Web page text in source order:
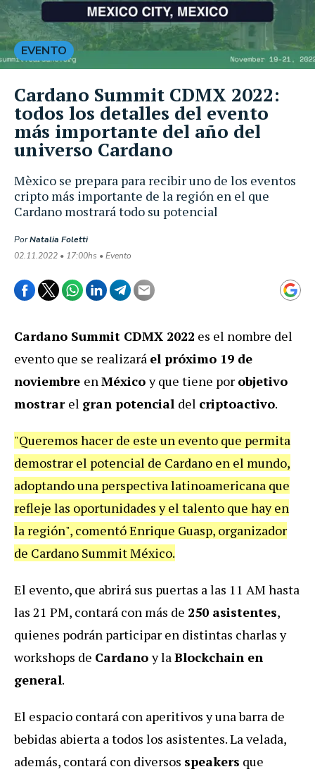
Mèxico se prepara para recibir uno de los eventos
cripto más importante de la región en el que
Cardano mostrará todo su potencial
PorNatalia Foletti
02.11.2022 • 17:00hs • Evento
EVENTO
Cardano Summit CDMX 2022:
todos los detalles del evento
más importante del año del
universo Cardano
Cardano Summit CDMX 2022 es el nombre del
evento que se realizará el próximo 19 de
noviembre enMéxicoy que tiene por objetivo
mostrar el gran potencial del criptoactivo.
"Queremos hacer de este un evento que permita
demostrar el potencial de Cardano en el mundo,
adoptando una perspectiva latinoamericana que
refleje las oportunidades y el talento que hay en
la región", comentó Enrique Guasp, organizador
de Cardano Summit México.
El evento, que abrirá sus puertas a las 11 AM hasta
las 21 PM, contará con más de 250 asistentes,
quienes podrán participar en distintas charlas y
workshops de Cardanoy laBlockchain en
general.
El espacio contará con aperitivos y una barra de
bebidas abierta a todos los asistentes. La velada,
además, contará con diversos speakers que